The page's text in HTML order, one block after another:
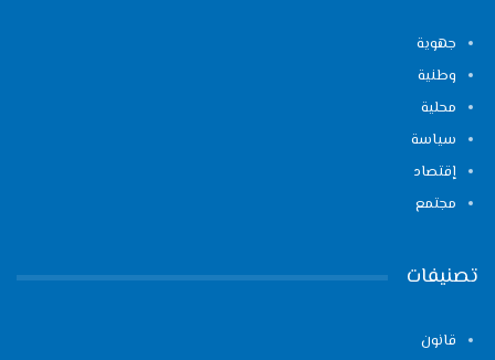
جهوية
وطنية
محلية
سياسة
إقتصاد
مجتمع
تصنيفات
قانون